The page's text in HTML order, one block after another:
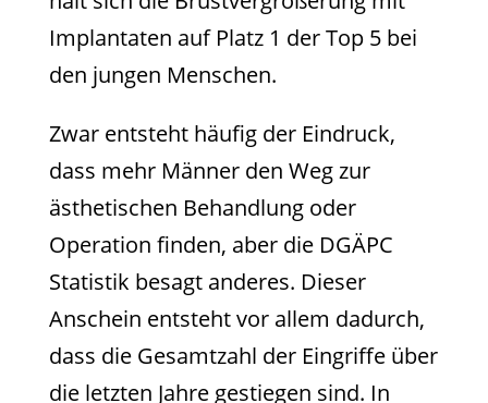
Implantaten auf Platz 1 der Top 5 bei
den jungen Menschen.
Zwar entsteht häufig der Eindruck,
dass mehr Männer den Weg zur
ästhetischen Behandlung oder
Operation finden, aber die DGÄPC
Statistik besagt anderes. Dieser
Anschein entsteht vor allem dadurch,
dass die Gesamtzahl der Eingriffe über
die letzten Jahre gestiegen sind. In